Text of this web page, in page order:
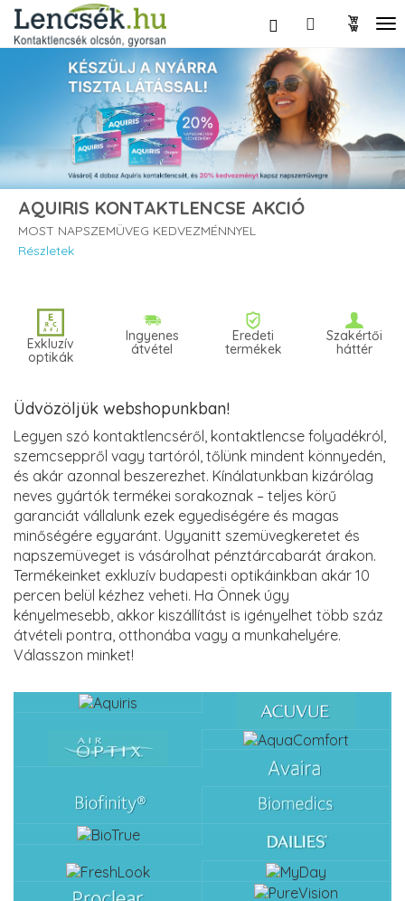
AQUIRIS KONTAKTLENCSE AKCIÓ
MOST NAPSZEMÜVEG KEDVEZMÉNNYEL
Részletek
Exkluzív
optikák
Ingyenes
átvétel
Eredeti
termékek
Szakértői
háttér
Üdvözöljük webshopunkban!
Legyen szó kontaktlencséről, kontaktlencse folyadékról,
szemcseppről vagy tartóról, tőlünk mindent könnyedén,
és akár azonnal beszerezhet. Kínálatunkban kizárólag
neves gyártók termékei sorakoznak – teljes körű
garanciát vállalunk ezek egyediségére és magas
minőségére egyaránt. Ugyanitt szemüvegkeretet és
napszemüveget is vásárolhat pénztárcabarát árakon.
Termékeinket exkluzív budapesti optikáinkban akár 10
percen belül kézhez veheti. Ha Önnek úgy
kényelmesebb, akkor kiszállítást is igényelhet több száz
átvételi pontra, otthonába vagy a munkahelyére.
Válasszon minket!